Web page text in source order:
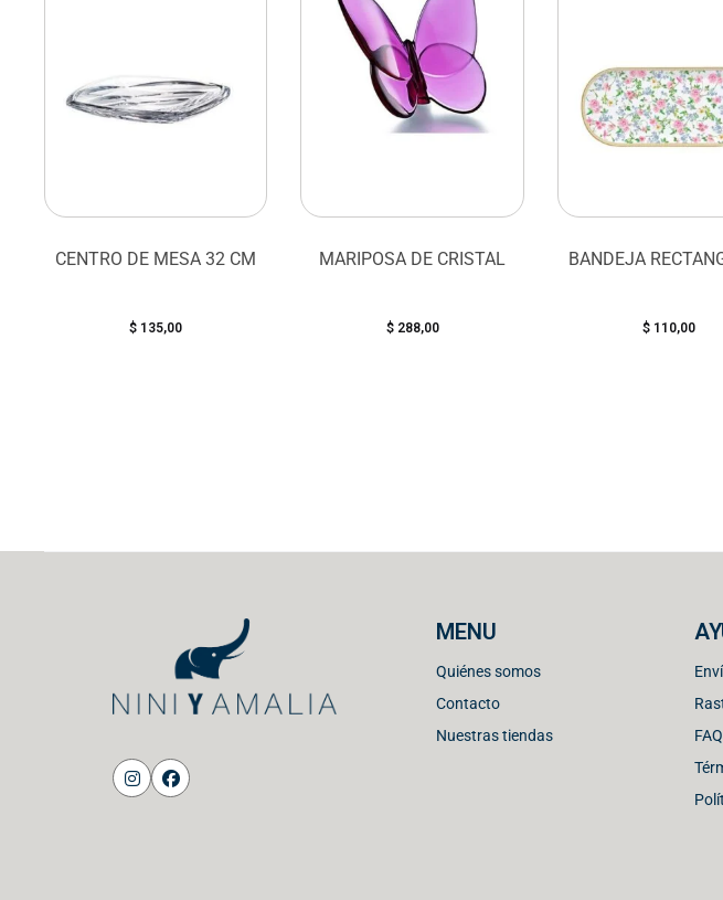
CENTRO DE MESA 32 CM
$ 135,00
MARIPOSA DE CRISTAL
$288,00
BANDEJA
$ 110,00
MENU
Quiénes somos
Contacto
Nuestras tiendas